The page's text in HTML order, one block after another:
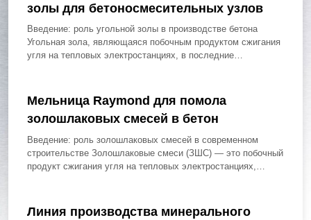
золы для бетоносмесительных узлов
Введение: роль угольной золы в производстве бетона
Угольная зола, являющаяся побочным продуктом сжигания
угля на тепловых электростанциях, в последние
Мельница Raymond для помола
золошлаковых смесей в бетон
Введение: роль золошлаковых смесей в современном
строительстве Золошлаковые смеси (ЗШС) — это побочный
продукт сжигания угля на тепловых электростанциях,
Линия производства минерального